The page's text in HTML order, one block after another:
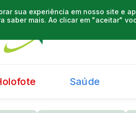
sua experiência em nosso site e
saber mais. Ao clicar em "aceitar"
Saúde